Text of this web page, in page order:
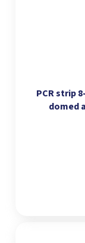
PCR strip
domed